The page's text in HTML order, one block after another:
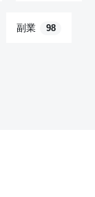
副業 98